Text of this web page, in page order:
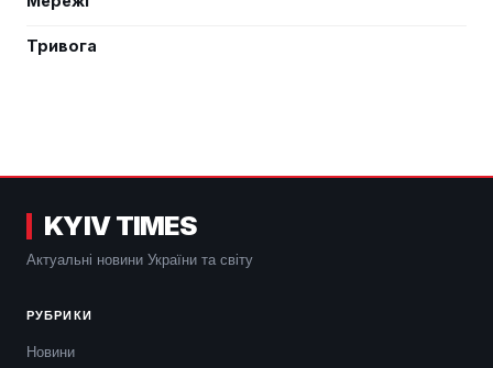
Тривога
KYIV TIMES
Актуальні новини України та світу
РУБРИКИ
Новини